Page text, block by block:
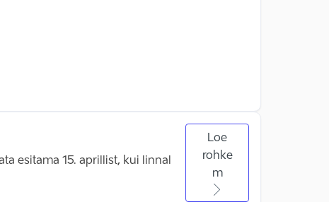
esitama 15. aprillist, kui linnal
Loe
rohke
m